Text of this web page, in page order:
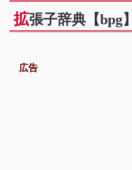
拡張子辞典【bpg】
広告